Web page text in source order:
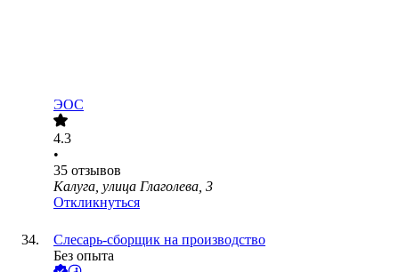
ЭОС
4.3
•
35 отзывов
Калуга, улица Глаголева, 3
Откликнуться
Слесарь-сборщик на производство
Без опыта